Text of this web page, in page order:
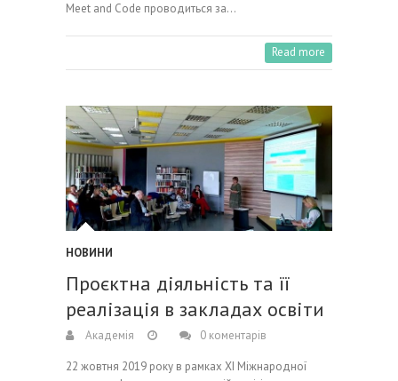
Meet and Code проводиться за…
Read more
НОВИНИ
Проєктна діяльність та її
реалізація в закладах освіти
Академія 0 коментарів
22 жовтня 2019 року в рамках XІ Міжнародної